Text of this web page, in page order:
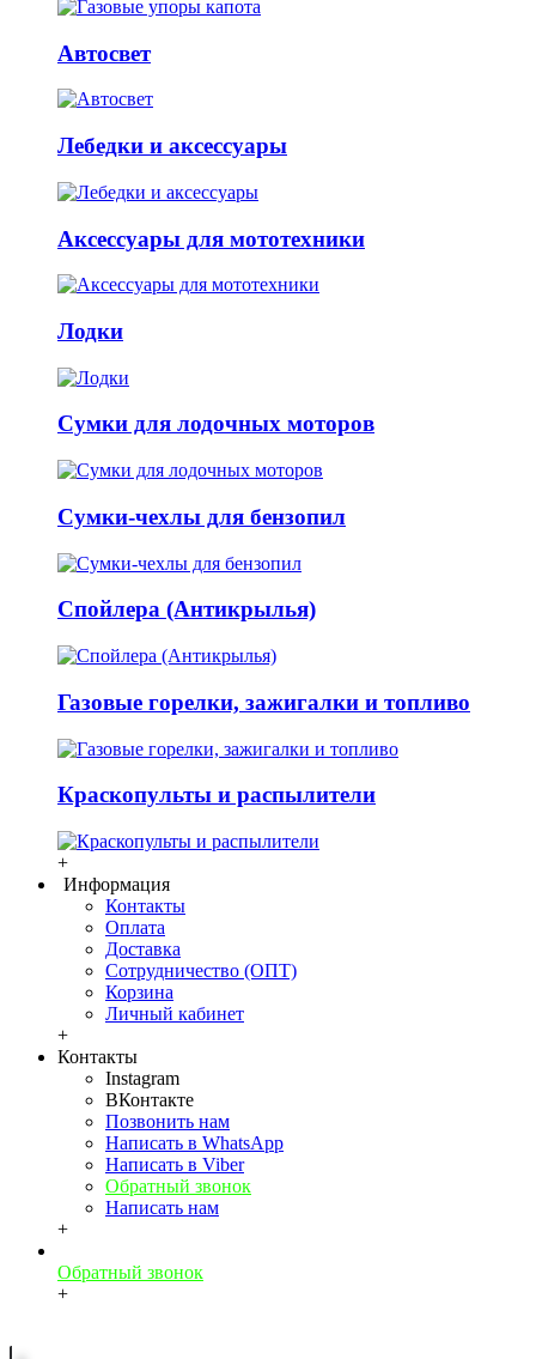
Автосвет
Лебедки и аксессуары
Аксессуары для мототехники
Лодки
Сумки для лодочных моторов
Сумки-чехлы для бензопил
Спойлера (Антикрылья)
Газовые горелки, зажигалки и топливо
Краскопульты и распылители
+
Информация
Контакты
Оплата
Доставка
Сотрудничество (ОПТ)
Корзина
Личный кабинет
+
Контакты
Instagram
ВКонтакте
Позвонить нам
Написать в WhatsApp
Написать в Viber
Обратный звонок
Написать нам
+
Обратный звонок
+